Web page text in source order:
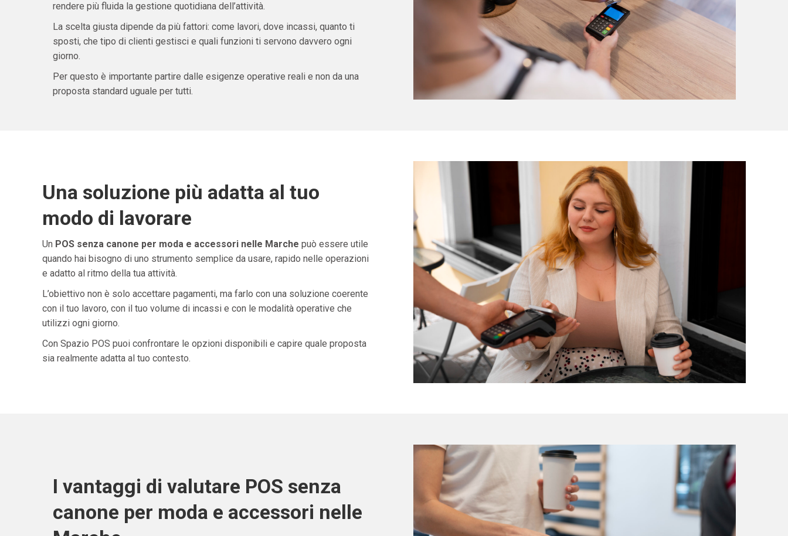
rendere più fluida la gestione quotidiana dell’attività.
La scelta giusta dipende da più fattori: come lavori, dove incassi, quanto ti
sposti, che tipo di clienti gestisci e quali funzioni ti servono davvero ogni
giorno.
Per questo è importante partire dalle esigenze operative reali e non da una
proposta standard uguale per tutti.
Una soluzione più adatta al tuo
modo di lavorare
Un POS senza canone per moda e accessori nelle Marche può essere utile
quando hai bisogno di uno strumento semplice da usare, rapido nelle operazioni
e adatto al ritmo della tua attività.
L’obiettivo non è solo accettare pagamenti, ma farlo con una soluzione coerente
con il tuo lavoro, con il tuo volume di incassi e con le modalità operative che
utilizzi ogni giorno.
Con Spazio POS puoi confrontare le opzioni disponibili e capire quale proposta
sia realmente adatta al tuo contesto.
I vantaggi di valutare POS senza
canone per moda e accessori nelle